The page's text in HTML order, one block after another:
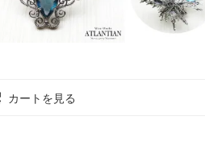
カートを見る